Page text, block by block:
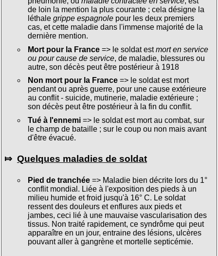
de loin la mention la plus courante ; cela désigne la
léthale grippe espagnolepour les deux premiers
cas, et cette maladie dans l'immense majorité de la
dernière mention.
Mort pour la France=> le soldat estmort en service
ou pour cause de service, de maladie, blessures ou
autre, son décès peut être postérieur à 1918
Non mort pour la France=> le soldat est mort
pendant ou après guerre, pour une cause extérieure
au conflit - suicide, mutinerie, maladie extérieure ;
son décès peut être postérieur à la fin du conflit.
Tué à l'ennemi=> le soldat est mort au combat, sur
le champ de bataille ; sur le coup ou non mais avant
d'être évacué.
⤇ Quelques maladies de soldat
Pied de tranchée=> Maladie bien décrite lors du 1°
conflit mondial. Liée à l'exposition des pieds à un
milieu humide et froid jusqu'à 16° C. Le soldat
ressent des douleurs et enflures aux pieds et
jambes, ceci lié à une mauvaise vascularisation des
tissus. Non traité rapidement, ce syndrôme qui peut
apparaître en un jour, entraine des lésions, ulcères
pouvant aller à gangrène et mortelle septicémie.